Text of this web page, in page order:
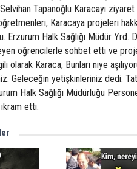
Tapanoğlu Karacayı
Karacaya projeleri
Erzurum Halk Sağlığı Müdür Yrd.
öğrencilerle sohbet etti ve
olarak Karaca, Bunları niye
Geleceğin yetişkinleriniz dedi.
Halk Sağlığı Müdürlüğü
etti.